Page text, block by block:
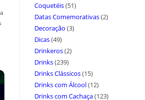
Coquetéis(51)
Datas Comemorativas(2)
Decoração (3)
Dicas(49)
Drinkeros(2)
Drinks(239)
Drinks Clássicos(15)
Drinks com Álcool(12)
Drinks com Cachaça(123)